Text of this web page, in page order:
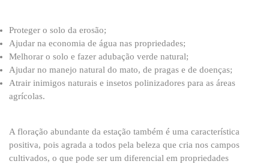
Proteger o solo da erosão;
Ajudar na economia de água nas propriedades;
Melhorar o solo e fazer adubação verde natural;
Ajudar no manejo natural do mato, de pragas e de doenças;
Atrair inimigos naturais e insetos polinizadores para as áreas
agrícolas.
A floração abundante da estação também é uma característica
positiva, pois agrada a todos pela beleza que cria nos campos
cultivados, o que pode ser um diferencial em propriedades